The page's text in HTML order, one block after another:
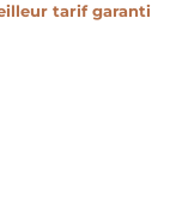
tarif garanti